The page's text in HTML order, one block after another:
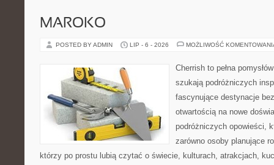
MAROKO
POSTED BY ADMIN LIP - 6 - 2026 MOŻLIWOŚĆ
Cherrish to pełna
szukają podróżniczych
fascynujące destynacje
otwartością na nowe
podróżniczych opowieści,
zarówno osoby planujące
którzy po prostu lubią czytać o świecie, kulturach, atrakcjach,